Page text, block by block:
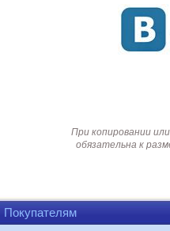
При копировании
обязательна к
Покупателям